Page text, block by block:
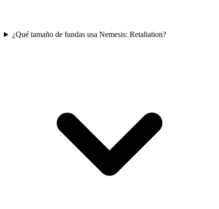
¿Qué tamaño de fundas usa Nemesis: Retaliation?